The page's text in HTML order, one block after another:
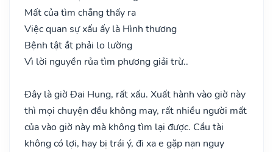
Mất của tìm chẳng thấy ra
Việc quan sự xấu ấy là Hình thương
Bệnh tật ắt phải lo lường
Vì lời nguyền rủa tìm phương giải trừ..
Đây là giờ Đại Hung, rất xấu. Xuất hành vào giờ này
thì mọi chuyện đều không may, rất nhiều người mất
của vào giờ này mà không tìm lại được. Cầu tài
không có lợi, hay bị trái ý, đi xa e gặp nạn nguy